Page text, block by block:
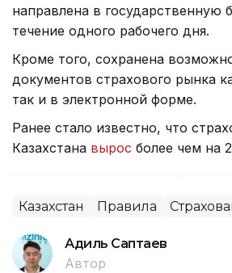
направлена в государственную
течение одного рабочего дня.
Кроме того, сохранена
документов страхового рынка
так и в электронной форме.
Ранее стало известно, что
Казахстана вырос более чем на
Казахстан Правила
Адиль Саптаев
Автор